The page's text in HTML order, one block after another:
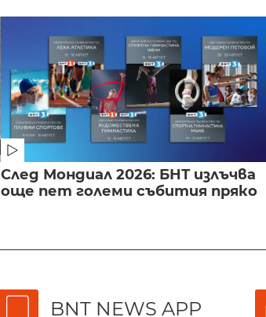
След Мондиал 2026: БНТ излъчва
още пет големи събития пряко
BNT NEWS APP